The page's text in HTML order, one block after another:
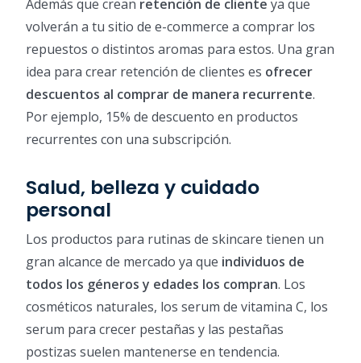
Además que crean retención de cliente ya que
volverán a tu sitio de e-commerce a comprar los
repuestos o distintos aromas para estos. Una gran
idea para crear retención de clientes es ofrecer
descuentos al comprar de manera recurrente.
Por ejemplo, 15% de descuento en productos
recurrentes con una subscripción.
Salud, belleza y cuidado
personal
Los productos para rutinas de skincare tienen un
gran alcance de mercado ya que individuos de
todos los géneros y edades los compran. Los
cosméticos naturales, los serum de vitamina C, los
serum para crecer pestañas y las pestañas
postizas suelen mantenerse en tendencia.